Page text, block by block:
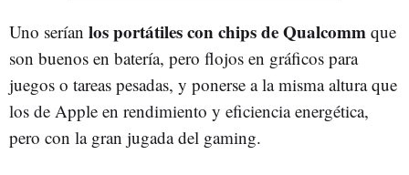
Uno serían los portátiles con chips de Qualcomm que
son buenos en batería, pero flojos en gráficos para
juegos o tareas pesadas, y ponerse a la misma altura que
los de Apple en rendimiento y eficiencia energética,
pero con la gran jugada del gaming.